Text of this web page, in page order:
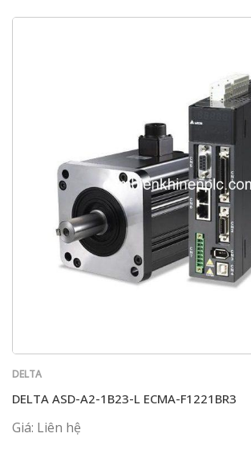
DELTA
DELTA ASD-A2-1B23-L ECMA-F1221BR3
Giá: Liên hệ